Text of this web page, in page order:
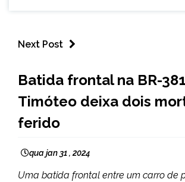
Next Post
GERAIS
NOTÍCIAS
Batida frontal na BR-
Timóteo deixa dois
ferido
qua jan 31 , 2024
Uma batida frontal entre um carro de